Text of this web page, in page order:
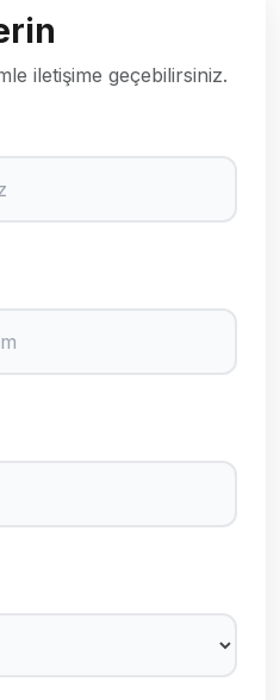
iletişime geçebilirsiniz.